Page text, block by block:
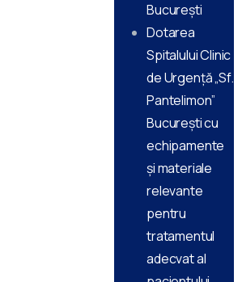
București
Dotarea
Spitalului Clinic
de Urgență „Sf.
Pantelimon”
București cu
echipamente
și materiale
relevante
pentru
tratamentul
adecvat al